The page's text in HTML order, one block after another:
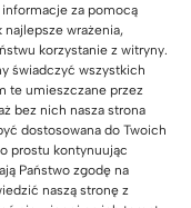
za pomocą
najlepsze wrażenia,
korzystanie z witryny.
świadczyć wszystkich
te umieszczane przez
bez nich nasza strona
dostosowana do Twoich
prostu kontynuując
Państwo zgodę na
naszą stronę z
i wytrzymałości.
powoduje, że we
atmosfera, a
oraz skupienie
wykonane z
lat.
sprawdzi się